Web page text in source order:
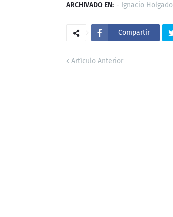
ARCHIVADO EN: - Ignacio Holgado
Compartir
Artículo Anterior